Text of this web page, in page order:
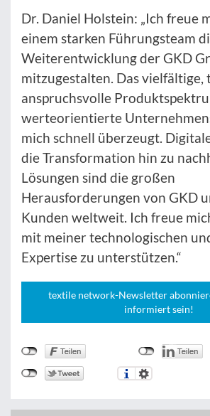
Dr. Daniel Holstein: „Ich freue
einem starken Führungsteam
Weiterentwicklung der GKD
mitzugestalten. Das vielfältige,
anspruchsvolle
werteorientierte
mich schnell überzeugt.
die Transformation hin zu
Lösungen sind die großen
Herausforderungen von GKD
Kunden weltweit. Ich freue
mit meiner technologischen
Expertise zu unterstützen.“
textile network-Newsletter
informiert sein!